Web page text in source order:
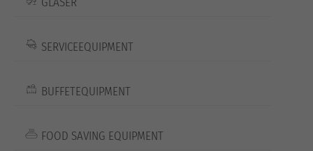
SERVICEEQUIPMENT
BUFFETEQUIPMENT
FOOD SAVING EQUIPMENT